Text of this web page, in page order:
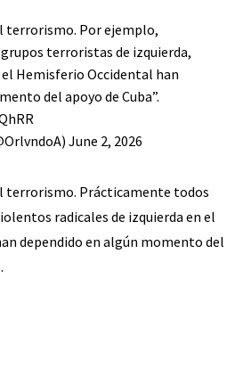
terrorismo. Por ejemplo,
terroristas de izquierda,
Hemisferio Occidental han
del apoyo de Cuba”.
June 2, 2026
terrorismo. Prácticamente todos
radicales de izquierda en el
dependido en algún momento del